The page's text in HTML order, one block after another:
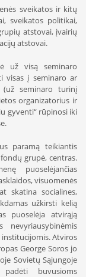
sveikatos ir kitų
sveikatos politikai,
atstovai, įvairių
atstovai.
už visą seminaro
visas į seminaro ar
(už seminaro turinį
organizatorius ir
gyventi“ rūpinosi iki
paramą teikiantis
grupė, centras.
puoselėjančias
visuomenės
skatina socialines,
užkirsti kelią
puoselėja atvirąją
nevyriausybinėmis
Atviros
George Soros jo
Sovietų Sąjungoje
buvusioms